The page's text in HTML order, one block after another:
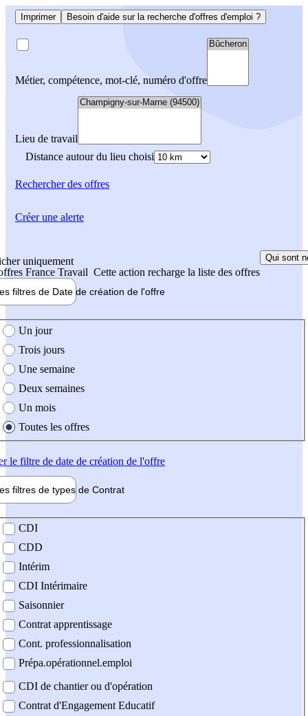
Imprimer Besoin d'aide sur la recherche d'offres d'emploi ?
Métier, compétence, mot-clé, numéro d'offre
Lieu de travail
Distance autour du lieu choisi
Rechercherdes offres
uniquement
France Travail Cette action recharge la liste des offres
Qui sont
filtres de Date de création de l'offre
création de l'offre
Un jour
Trois jours
Une semaine
Deux semaines
Un mois
Toutes les offres
le filtre de date de création de l'offre
filtres de types de Contrat
contrat
CDI
CDD
Intérim
CDI Intérimaire
Saisonnier
Contrat apprentissage
Cont. professionnalisation
Prépa.opérationnel.emploi
CDI de chantier ou d'opération
Contrat d'Engagement Educatif
Créer une alerte